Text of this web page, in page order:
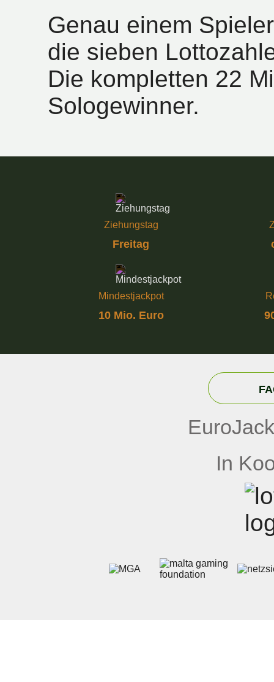
Genau einem
die sieben
Die kompletten 22
Sologewinner.
Ziehungstag
Freitag
Mindestjackpot
10 Mio. Euro
In